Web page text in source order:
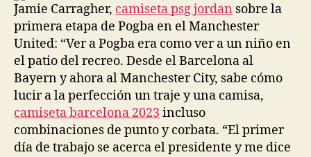
Jamie Carragher, camiseta psg jordan sobre la
primera etapa de Pogba en el Manchester
United: “Ver a Pogba era como ver a un niño en
el patio del recreo. Desde el Barcelona al
Bayern y ahora al Manchester City, sabe cómo
lucir a la perfección un traje y una camisa,
camiseta barcelona 2023 incluso
combinaciones de punto y corbata. “El primer
día de trabajo se acerca el presidente y me dice